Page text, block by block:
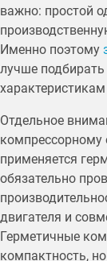
важно: простой
Именно поэтому
лучше подбирать
Отдельное
компрессорному
применяется
обязательно
двигателя и
Герметичные
компактность,